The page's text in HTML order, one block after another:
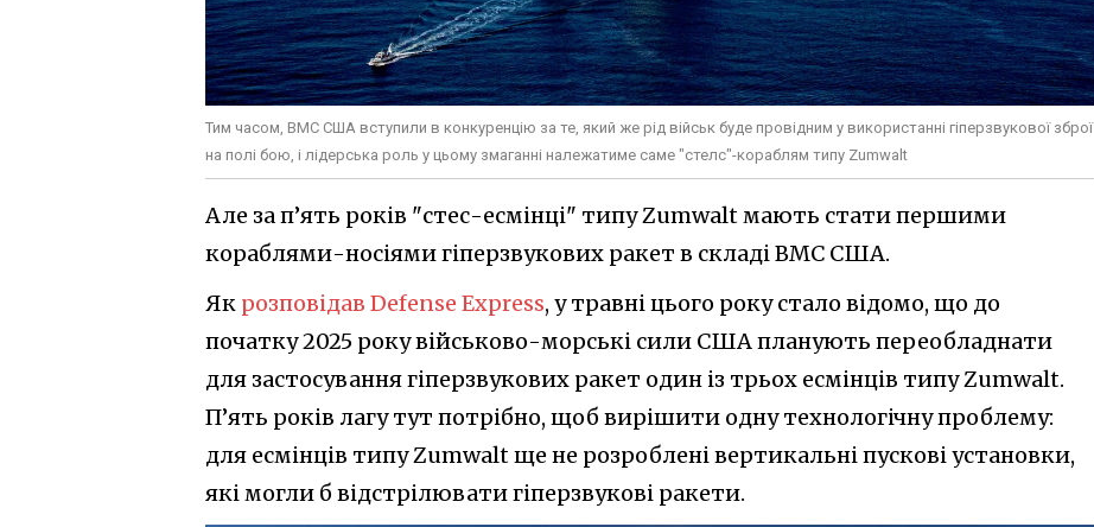
Тим часом, ВМС США вступили в конкуренцію за те, який же рід військ буде провідним у використанні гіперзвукової зброї
на полі бою, і лідерська роль у цьому змаганні належатиме саме "стелс"-кораблям типу Zumwalt
Але за п’ять років "стес-есмінці" типу Zumwalt мають стати першими
кораблями-носіями гіперзвукових ракет в складі ВМС США.
Як розповідав Defense Express, у травні цього року стало відомо, що до
початку 2025 року військово-морські сили США планують переобладнати
для застосування гіперзвукових ракет один із трьох есмінців типу Zumwalt.
П’ять років лагу тут потрібно, щоб вирішити одну технологічну проблему:
для есмінців типу Zumwalt ще не розроблені вертикальні пускові установки,
які могли б відстрілювати гіперзвукові ракети.